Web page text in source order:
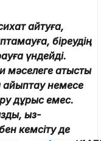
айтуға,
біреудің
үндейді.
мәселеге қатысты
айыптау немесе
дұрыс емес.
қыз-
кемсіту де